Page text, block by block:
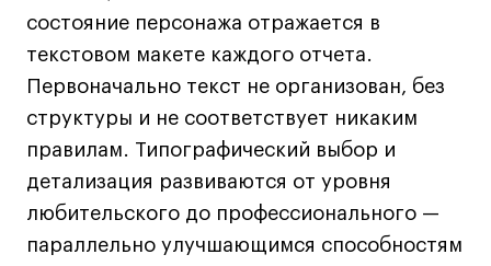
Карьера
Ассоциация выпускников
Центр карьеры
Живые проекты
Конкурсы
Участие в выставках
состояние персонажа отражается в
текстовом макете каждого отчета.
Первоначально текст не организован, без
структуры и не соответствует никаким
правилам. Типографический выбор и
детализация развиваются от уровня
любительского до профессионального —
параллельно улучшающимся способностям